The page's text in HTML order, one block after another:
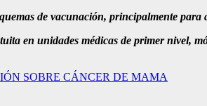
de vacunación, principalmente
en unidades médicas de primer nivel,
SOBRE CÁNCER DE MAMA